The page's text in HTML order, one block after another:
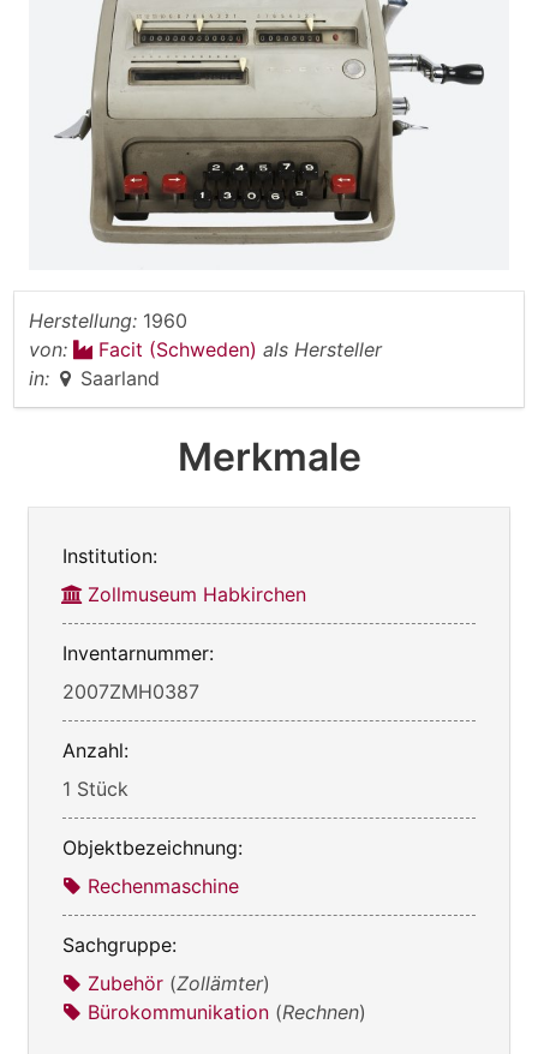
Herstellung: 1960
von:
Facit (Schweden) als Hersteller
in:
Saarland
Merkmale
Institution:
Zollmuseum Habkirchen
Inventarnummer:
2007ZMH0387
Anzahl:
1 Stück
Objektbezeichnung:
Rechenmaschine
Sachgruppe:
Zubehör (Zollämter)
Bürokommunikation (Rechnen)